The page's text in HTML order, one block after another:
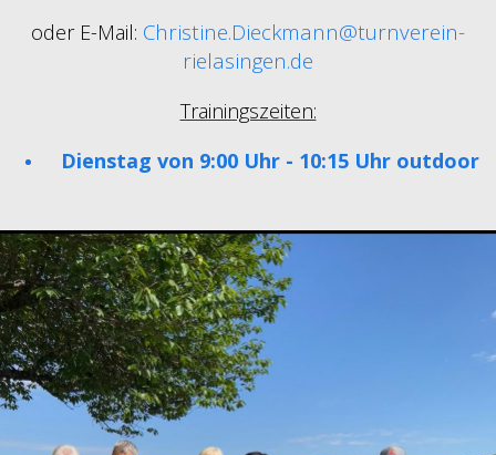
oder E-Mail: Christine.Dieckmann@turnverein-
rielasingen.de
Trainingszeiten:
Dienstag von 9:00 Uhr - 10:15 Uhr outdoor